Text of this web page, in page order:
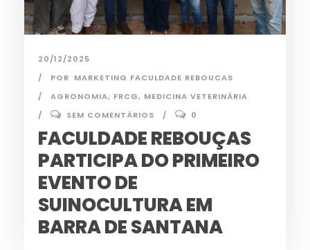
20/12/2025
POR MARKETING FACULDADE REBOUCAS
AGRONOMIA, FRCG, MEDICINA VETERINÁRIA
SEM COMENTÁRIOS
0
FACULDADE REBOUÇAS
PARTICIPA DO PRIMEIRO
EVENTO DE
SUINOCULTURA EM
BARRA DE SANTANA